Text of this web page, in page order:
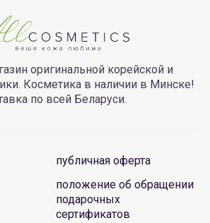
оригинальной корейской и
Косметика в наличии в Минске!
по всей Беларуси.
публичная оферта
положение об обращении
подарочных
сертификатов